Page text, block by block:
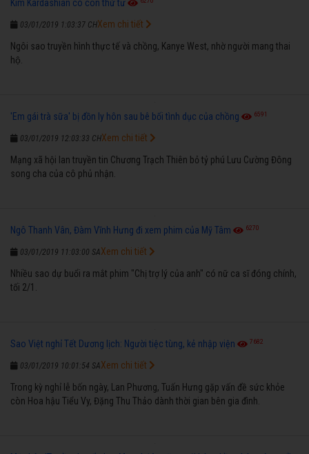
Kim Kardashian có con thứ tư
03/01/2019 1:03:37 CH
Ngôi sao truyền hình thực tế và chồng, Kanye West, nhờ người mang thai
hộ.
Xem chi tiết
'Em gái trà sữa' bị đồn ly hôn sau bê bối tình dục của chồng 6591
03/01/2019 12:03:33 CH
Mạng xã hội lan truyền tin Chương Trạch Thiên bỏ tỷ phú Lưu Cường Đông
song cha của cô phủ nhận.
Xem chi tiết
Ngô Thanh Vân, Đàm Vĩnh Hưng đi xem phim của Mỹ Tâm 6270
03/01/2019 11:03:00 SA
Nhiều sao dự buổi ra mắt phim "Chị trợ lý của anh" có nữ ca sĩ đóng chính,
tối 2/1.
Xem chi tiết
Sao Việt nghỉ Tết Dương lịch: Người tiệc tùng, kẻ nhập viện 7682
03/01/2019 10:01:54 SA
Trong kỳ nghỉ lễ bốn ngày, Lan Phương, Tuấn Hưng gặp vấn đề sức khỏe
còn Hoa hậu Tiểu Vy, Đặng Thu Thảo dành thời gian bên gia đình.
Xem chi tiết